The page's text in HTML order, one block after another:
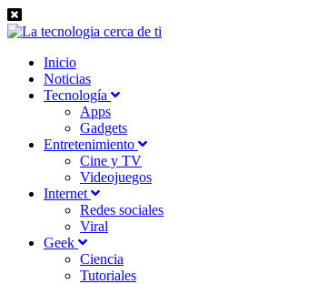
Inicio
Noticias
Tecnología
Apps
Gadgets
Entretenimiento
Cine y TV
Videojuegos
Internet
Redes sociales
Viral
Geek
Ciencia
Tutoriales